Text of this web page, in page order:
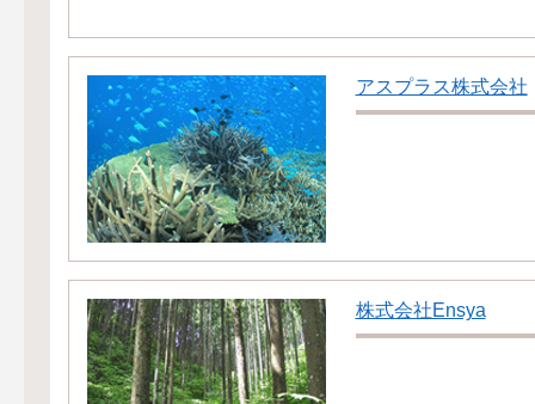
アスプラス株式会社
株式会社Ensya